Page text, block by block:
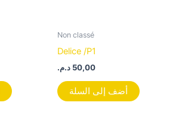
Non classé
Delice /P1
50,00 د.م.
أضف إلى السلة